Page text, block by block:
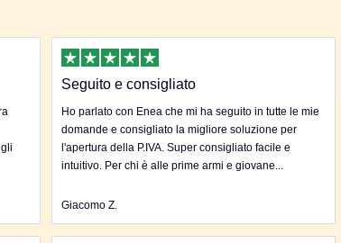
Seguito e consigliato
Ho parlato con Enea che mi ha seguito in tutte le mie
domande e consigliato la migliore soluzione per
l'apertura della P.IVA. Super consigliato facile e
intuitivo. Per chi è alle prime armi e giovane...
Giacomo Z.